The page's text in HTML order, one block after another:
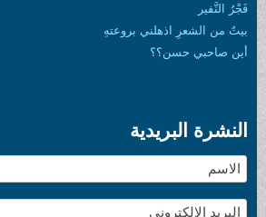
فَجْرُ النَّفير
بيتٌ من الشعرِ اذهلني بروعتهِ
أين صاحبي حسن؟؟
النشرة البريدية